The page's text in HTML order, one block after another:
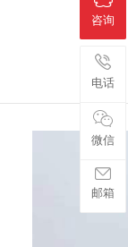
咨询
电话
微信
邮箱